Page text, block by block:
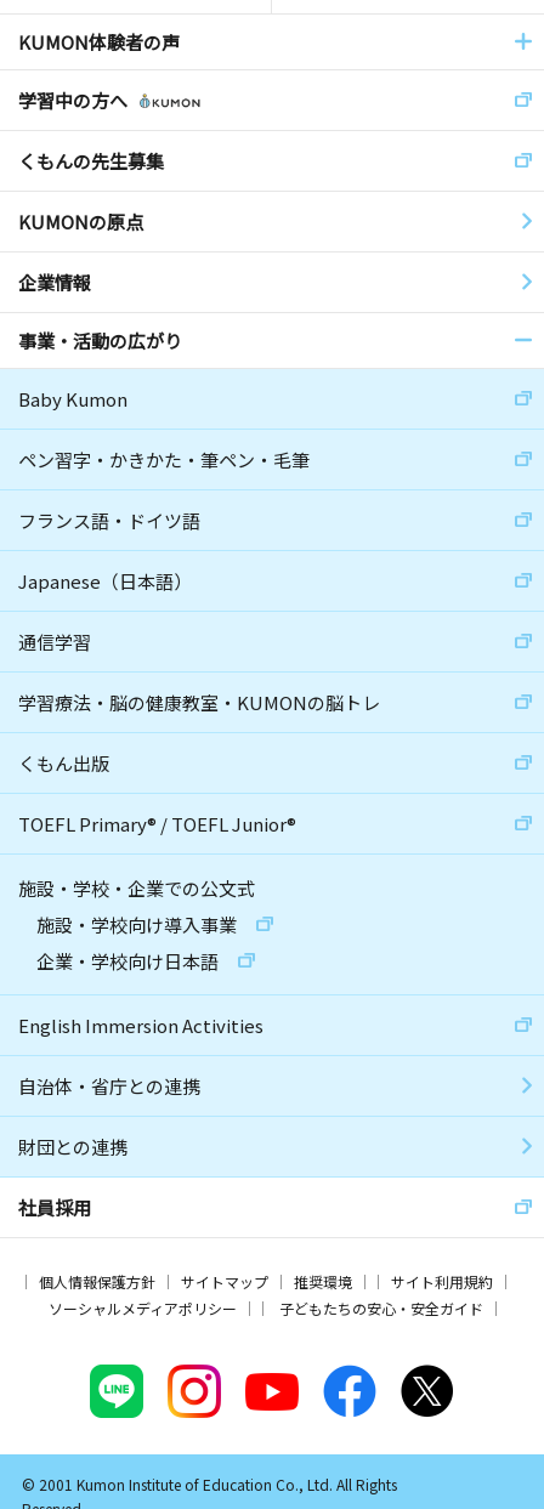
KUMON体験者の声
学習中の方へ
くもんの先生募集
KUMONの原点
企業情報
事業・活動の広がり
Baby Kumon
ペン習字・かきかた・筆ペン・毛筆
フランス語・ドイツ語
Japanese（日本語）
通信学習
学習療法・脳の健康教室・KUMONの脳トレ
くもん出版
TOEFL Primary® /TOEFL Junior®
施設・学校・企業での公文式
施設・学校向け導入事業
企業・学校向け日本語
English Immersion Activities
自治体・省庁との連携
財団との連携
社員採用
個人情報保護方針 サイトマップ 推奨環境
サイト利用規約
ソーシャルメディアポリシー
子どもたちの安心・安全ガイド
© 2001 Kumon Institute of Education Co., Ltd. All Rights